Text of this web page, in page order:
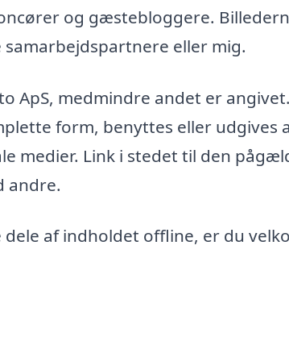
og gæstebloggere.
eller mig.
ApS, medmindre andet er
form, benyttes eller udgives
medier. Link i stedet til den
andre.
af indholdet offline, er du